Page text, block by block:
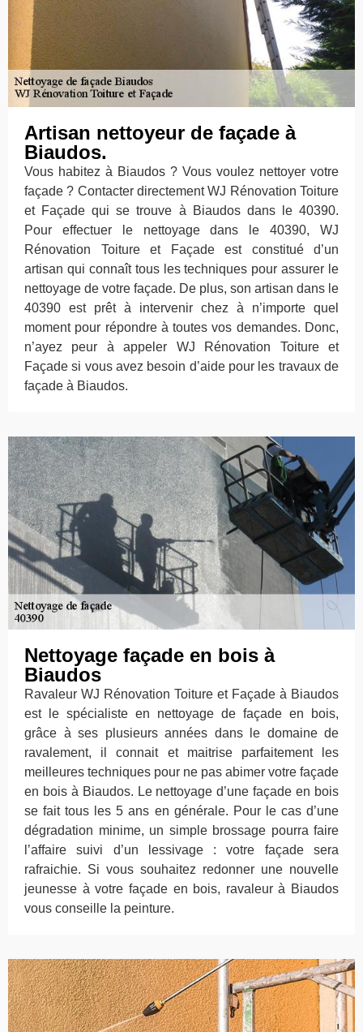
Artisan nettoyeur de façade à
Biaudos.
Vous habitez à Biaudos ? Vous voulez nettoyer votre
façade ? Contacter directement WJ Rénovation Toiture
et Façade qui se trouve à Biaudos dans le 40390.
Pour effectuer le nettoyage dans le 40390, WJ
Rénovation Toiture et Façade est constitué d’un
artisan qui connaît tous les techniques pour assurer le
nettoyage de votre façade. De plus, son artisan dans le
40390 est prêt à intervenir chez à n’importe quel
moment pour répondre à toutes vos demandes. Donc,
n’ayez peur à appeler WJ Rénovation Toiture et
Façade si vous avez besoin d’aide pour les travaux de
façade à Biaudos.
Nettoyage façade en bois à
Biaudos
Ravaleur WJ Rénovation Toiture et Façade à Biaudos
est le spécialiste en nettoyage de façade en bois,
grâce à ses plusieurs années dans le domaine de
ravalement, il connait et maitrise parfaitement les
meilleures techniques pour ne pas abimer votre façade
en bois à Biaudos. Le nettoyage d’une façade en bois
se fait tous les 5 ans en générale. Pour le cas d’une
dégradation minime, un simple brossage pourra faire
l’affaire suivi d’un lessivage : votre façade sera
rafraichie. Si vous souhaitez redonner une nouvelle
jeunesse à votre façade en bois, ravaleur à Biaudos
vous conseille la peinture.